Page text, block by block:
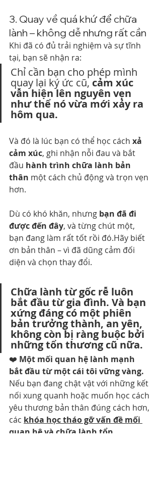
3. Quay về quá khứ để chữa
lành – không dễ nhưng rất cần
Khi đã có đủ trải nghiệm và sự tĩnh
tại, bạn sẽ nhận ra:
Chỉ cần bạn cho phép mình
quay lại ký ức cũ, cảm xúc
vẫn hiện lên nguyên vẹn
như thể nó vừa mới xảy ra
hôm qua.
Và đó là lúc bạn có thể học cách xả
cảm xúc, ghi nhận nỗi đau và bắt
đầu hành trình chữa lành bản
thân một cách chủ động và trọn vẹn
hơn.
Dù có khó khăn, nhưng bạn đã đi
được đến đây, và từng chút một,
bạn đang làm rất tốt rồi đó.Hãy biết
ơn bản thân – vì đã dũng cảm đối
diện và chọn thay đổi.
Chữa lành từ gốc rễ luôn
bắt đầu từ gia đình. Và bạn
xứng đáng có một phiên
bản trưởng thành, an yên,
không còn bị ràng buộc bởi
những tổn thương cũ nữa.
❤️ Một mối quan hệ lành mạnh
bắt đầu từ một cái tôi vững vàng.
Nếu bạn đang chật vật với những kết
nối xung quanh hoặc muốn học cách
yêu thương bản thân đúng cách hơn,
các khóa học tháo gỡ vấn đề mối
quan hệ và chữa lành tổn